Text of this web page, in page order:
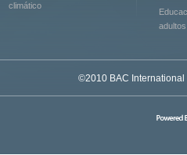
climático
adultos
©2010 BAC International